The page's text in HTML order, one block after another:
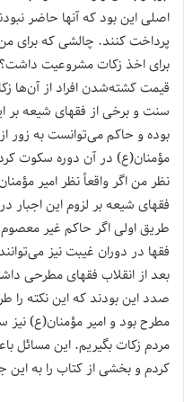
اصلی این بود که آنها حاضر
پرداخت کنند. چالشی که برای
برای اخذ زکات مشروعیت
قیمت کشته‌شدن افراد از آن‌ها
سنت و برخی از فقهای شیعه بر
بوده و حاکم می‌توانست به زور
مؤمنان(ع) در آن دوره سکوت
نظر من اگر واقعاً نظر امیر
فقهای شیعه بر لزوم این اجبار
طریق اولی اگر حاکم غیر معصوم
فقها در دوران غیبت نیز
بعد از انقلاب فقهای مطرحی
صدد این بودند که این نکته
مطرح بود و امیر مؤمنان(ع)
مردم زکات بگیریم. این
کردم و بخشی از کتاب را به